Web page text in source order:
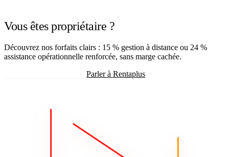
Vous êtes propriétaire ?
Découvrez nos forfaits clairs : 15 % gestion à distance ou 24 %
assistance opérationnelle renforcée, sans marge cachée.
Parler à Rentaplus